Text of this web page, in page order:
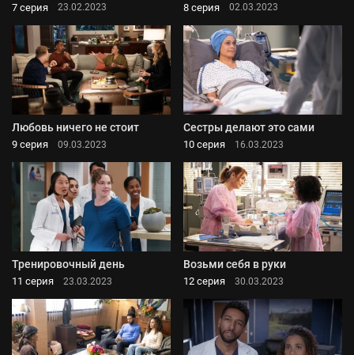
7 серия 23.02.2023 8 серия 02.03.2023
Любовь ничего не стоит
9 серия 09.03.2023
Сестры делают это сами
10 серия 16.03.2023
Тренировочный день
11 серия 23.03.2023
Возьми себя в руки
12 серия 30.03.2023